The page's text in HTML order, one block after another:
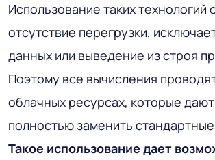
Использование таких технологий
отсутствие перегрузки,
данных или выведение из строя
Поэтому все вычисления
облачных ресурсах, которые
полностью заменить
Такое использование дает